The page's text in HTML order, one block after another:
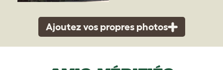
Ajoutez vos propres photos